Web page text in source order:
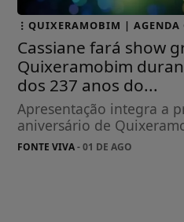
QUIXERAMOBIM | AGENDA
Cassiane fará show
Quixeramobim
dos 237 anos do...
Apresentação integra a
aniversário de
FONTE VIVA- 01 DE AGO